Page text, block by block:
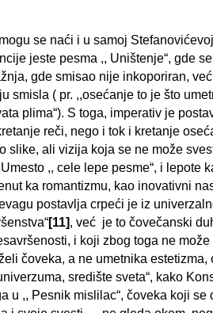
se naći i u samoj
jeste pesma ,, Uništenje“, gde
gde smisao nije inkoporiran,
smisla ( pr. ,,osećanje to je što
plima“). S toga, imperativ je
reči, nego i tok i kretanje
slike, ali vizija koja se ne može
,, cele lepe pesme“, i lepote
ka romantizmu, kao inovativni
postavlјa crpeći je iz
[11], već je to čovečanski
i koji zbog toga ne može
čoveka, a ne umetnika estetizma,
središte sveta“, kako
u ,, Pesnik mislilac“, čoveka koji se